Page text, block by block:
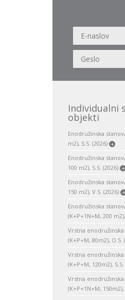
Individualni
objekti
Enodružinska
m2), S.S. (2026) +
Enodružinska
100 m2), S.S. (2026) +
Enodružinska
150 m2), V.S. (2026) +
Enodružinska
(K+P+1N+M, 200
Vrstna
(K+P+M, 80m2), O.S.
Vrstna
(K+P+M, 120m2), S.S.
Vrstna
(K+P+1N+M, 150m2),